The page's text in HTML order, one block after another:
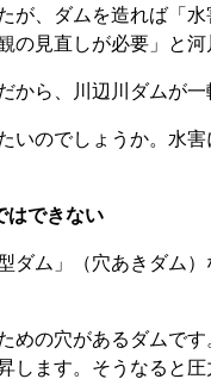
が、ダムを造れば「
の見直しが必要」と河
ら、川辺川ダムが一
のでしょうか。水
はできない
ム」（穴あきダム）
の穴があるダムで
します。そうなると